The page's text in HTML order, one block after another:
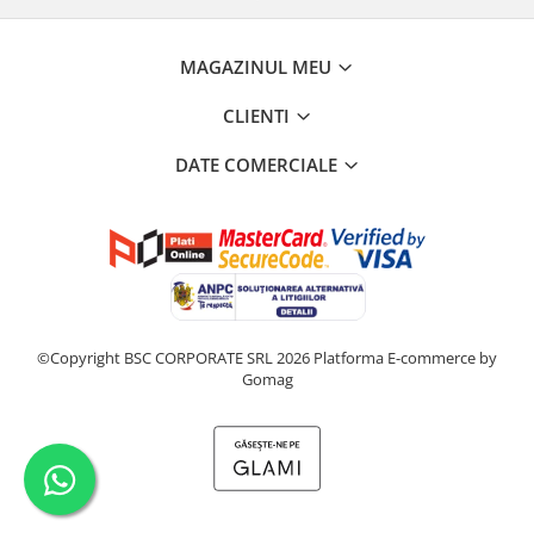
MAGAZINUL MEU
CLIENTI
DATE COMERCIALE
©Copyright BSC CORPORATE SRL 2026 Platforma E-commerce by
Gomag